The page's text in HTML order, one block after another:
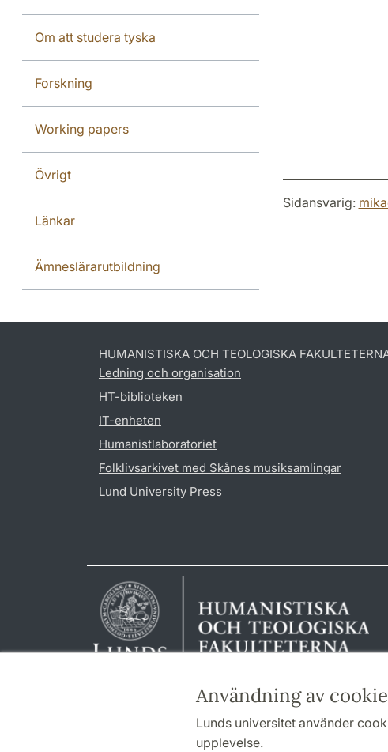
Användning av
Lunds universitet använder
upplevelse.
Om att studera tyska
Forskning
Working papers
Övrigt
Länkar
Ämneslärarutbildning
Sidansvarig:
HUMANISTISKA OCH TEOLOGISKA
Ledning och organisation
HT-biblioteken
IT-enheten
Humanistlaboratoriet
Folklivsarkivet med Skånes musiksamlingar
Lund University Press